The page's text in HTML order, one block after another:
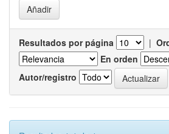
Resultados por página |
En orden
Autor/registro